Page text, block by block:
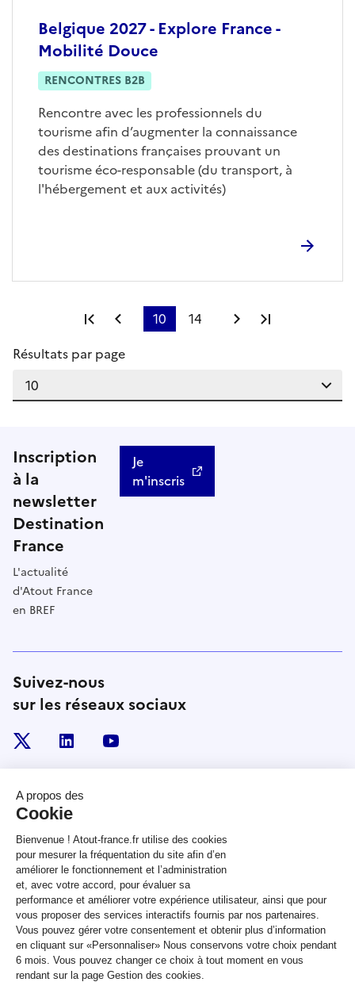
Belgique 2027 - Explore France -
Mobilité Douce
RENCONTRES B2B
Rencontre avec les professionnels du
tourisme afin d’augmenter la connaissance
des destinations françaises prouvant un
tourisme éco-responsable (du transport, à
l'hébergement et aux activités)
Première page
Page précédente
10 14 Page suivante
Résultats par page
Inscription
à la
newsletter
Destination
France
L'actualité
d'Atout France
en BREF
Je
m'inscris
Suivez-nous
sur les réseaux sociaux
linkedin
RÉPUBLIQUE
FRANÇAISE
legifrance.gouv.fr
gouvernement.fr
service-public.fr
data.gouv.fr